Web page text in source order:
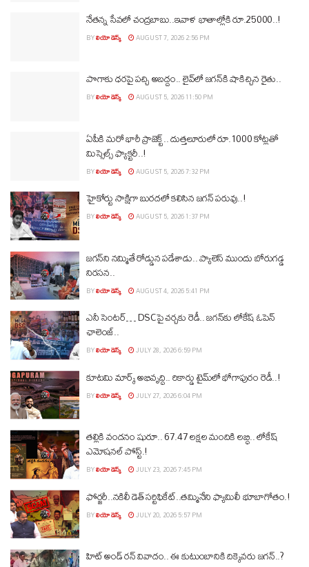
నేతన్న సేవలో చంద్రబాబు..ఇవాళ ఖాతాల్లోకి రూ.25000..!
BYలియో డెస్క్ AUGUST 7, 2026 2:56 PM
పొగాకు ధరపై పచ్చి అబద్దం.. లైవ్‌లో జగన్‌కి షాకిచ్చిన రైతు..
BYలియో డెస్క్ AUGUST 5, 2026 11:50 PM
ఏపీకి మరో భారీ ప్రాజెక్ట్.. దుత్తలూరులో రూ.1000 కోట్లతో
మిస్సైల్స్ ఫ్యాక్టరీ..!
BYలియో డెస్క్ AUGUST 5, 2026 7:32 PM
హైకోర్టు సాక్షిగా బురదలో కలిసిన జగన్ పరువు..!
BYలియో డెస్క్ AUGUST 5, 2026 1:37 PM
జగన్‌ని నమ్మితే రోడ్డున పడేశాడు.. ప్యాలెస్‌ ముందు బోరుగడ్డ
నిరసన..
BYలియో డెస్క్ AUGUST 4, 2026 5:41 PM
ఎనీ సెంటర్‌… DSCపై చర్చకు రెడీ.. జగన్‌కు లోకేష్‌ ఓపెన్
ఛాలెంజ్..
BYలియో డెస్క్ JULY 28, 2026 6:59 PM
కూటమి మార్క్ అభివృద్ధి.. రికార్డు టైమ్‌లో భోగాపురం రెడీ..!
BYలియో డెస్క్ JULY 27, 2026 6:04 PM
తల్లికి వందనం షురూ.. 67.47 లక్షల మందికి లబ్ధి.. లోకేష్‌
ఎమోషనల్ పోస్ట్‌.!
BYలియో డెస్క్ JULY 23, 2026 7:45 PM
ఫోర్జరీ..నకిలీ డెత్ సర్టిఫికేట్..తమ్మినేని ఫ్యామిలీ భూబాగోతం.!
BYలియో డెస్క్ JULY 20, 2026 5:57 PM
హిట్ అండ్ రన్ వివాదం.. ఈ కుటుంబానికి దిక్కెవరు జగన్..?